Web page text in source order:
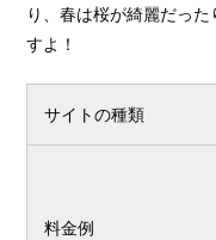
り、春は桜が綺麗だっ
すよ！
サイトの種類
料金例